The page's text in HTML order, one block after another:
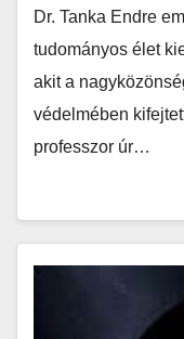
Dr. Tanka Endre
tudományos élet
akit a
védelmében
professzor úr…